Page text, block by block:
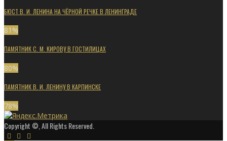
БЮСТ В. И. ЛЕНИНА НА ЧЁРНОЙ РЕЧКЕ В ЛЕНИНГРАДЕ
81 %
ПАМЯТНИК С. М. КИРОВУ В ГОСТИЛИЦАХ
80%
ПАМЯТНИК В. И. ЛЕНИНУ В КАРПИНСКЕ
78%
Copyright ©, All Rights Reserved.